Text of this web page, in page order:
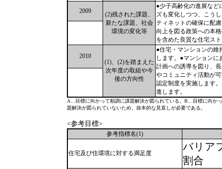
2009
(2)残された課題、
新たな課題、社会
環境の変化等
●少子高齢化の進展など
ズも変化しつつ、こう
ティネットの確保に配
向上を図る政策への本
を含めた良質な住宅ス
2010
(1)、(2)を踏まえた
次年度の取組や今
後の方向性
●住宅・マンションの維
します。●マンション
計画への誘導を図り、
やコミュニティ活動が
認定制度を実施します
進します。
A…目標に向かって順調に課題解決が図られている。B…目標に向か
題解決が図られていないため、抜本的な見直しが必要である。
<参考目標>
参考指標名(1)
住宅及び住環境に対する満足度
バリア
割合